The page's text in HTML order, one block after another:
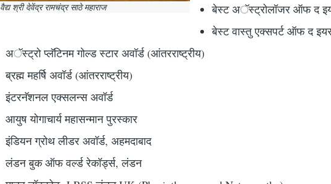
वैद्य श्री देवेंद्र रामचंद्र साठे महाराज
बेस्ट अॅस्ट्रोलॉजर ऑफ द
बेस्ट वास्तु एक्सपर्ट ऑफ द
अॅस्ट्रो प्लॅटिनम गोल्ड स्टार अवॉर्ड (आंतरराष्ट्रीय)
ब्रह्म महर्षि अवॉर्ड (आंतरराष्ट्रीय)
इंटरनॅशनल एक्सलन्स अवॉर्ड
आयुष योगाचार्य महासन्मान पुरस्कार
इंडियन ग्रोथ लीडर अवॉर्ड, अहमदाबाद
लंडन बुक ऑफ वर्ल्ड रेकॉर्ड्स, लंडन